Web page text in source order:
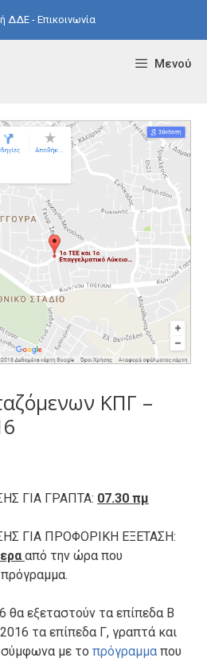
ΔΔΕ - Επικοινωνία
Μενού
ΚΠΓ –
ΓΙΑ ΓΡΑΠΤΑ: 07.30 πμ
ΓΙΑ ΠΡΟΦΟΡΙΚΗ ΕΞΕΤΑΣΗ:
από την ώρα που
εξεταστούν τα επίπεδα Β
τα επίπεδα Γ, γραπτά και
με το πρόγραμμα που